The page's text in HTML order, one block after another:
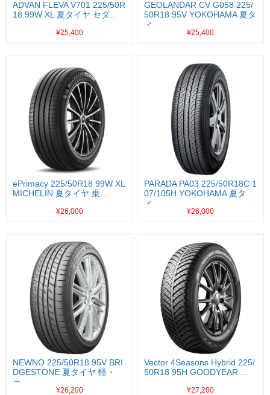
ADVAN FLEVA V701 225/50R
18 99W XL 夏タイヤ セダ...
¥25,400
GEOLANDAR CV G058 225/
50R18 95V YOKOHAMA 夏タ
イ...
¥25,400
ePrimacy 225/50R18 99W XL
MICHELIN 夏タイヤ 乗...
¥26,000
PARADA PA03 225/50R18C 1
07/105H YOKOHAMA 夏タ
イ...
¥26,000
NEWNO 225/50R18 95V BRI
DGESTONE 夏タイヤ 軽・
コ...
¥26,200
Vector 4Seasons Hybrid 225/
50R18 95H GOODYEAR ...
¥27,200